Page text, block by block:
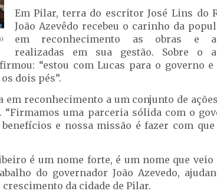
Em Pilar, terra do escritor José Lins do
João Azevêdo recebeu o carinho da
em reconhecimento as obras e
realizadas em sua gestão. Sobre o
“estou com Lucas para o governo e
dois pés”.
reconhecimento a um conjunto de
“Firmamos uma parceria sólida com o
e nossa missão é fazer com
é um nome forte, é um nome que veio
do governador João Azevedo,
da cidade de Pilar.